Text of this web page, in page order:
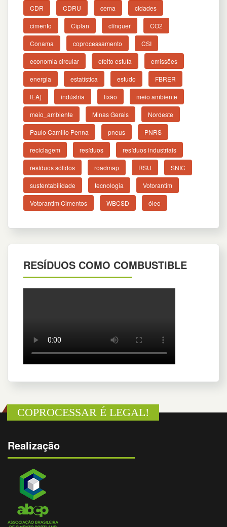
CDR CDRU cema cidades
cimento Ciplan clínquer CO2
Conama coprocessamento CSI
economia circular efeito estufa emissões
energia estatística estudo FBRER
IEA) indústria lixão meio ambiente
meio_ambiente Minas Gerais Nordeste
Paulo Camillo Penna pneus PNRS
reciclagem resíduos resíduos industriais
resíduos sólidos roadmap RSU SNIC
sustentabilidade tecnologia Votorantim
Votorantim Cimentos WBCSD óleo
RESÍDUOS COMO COMBUSTIBLE
COPROCESSAR É LEGAL!
Realização